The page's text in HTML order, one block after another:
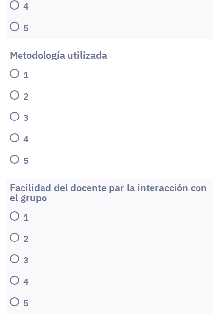
4
5
Metodología utilizada
1
2
3
4
5
Facilidad del docente par la interacción con
el grupo
1
2
3
4
5